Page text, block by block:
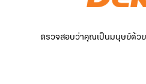
ตรวจสอบว่าคุณเป็นมนุษย์ด้วย